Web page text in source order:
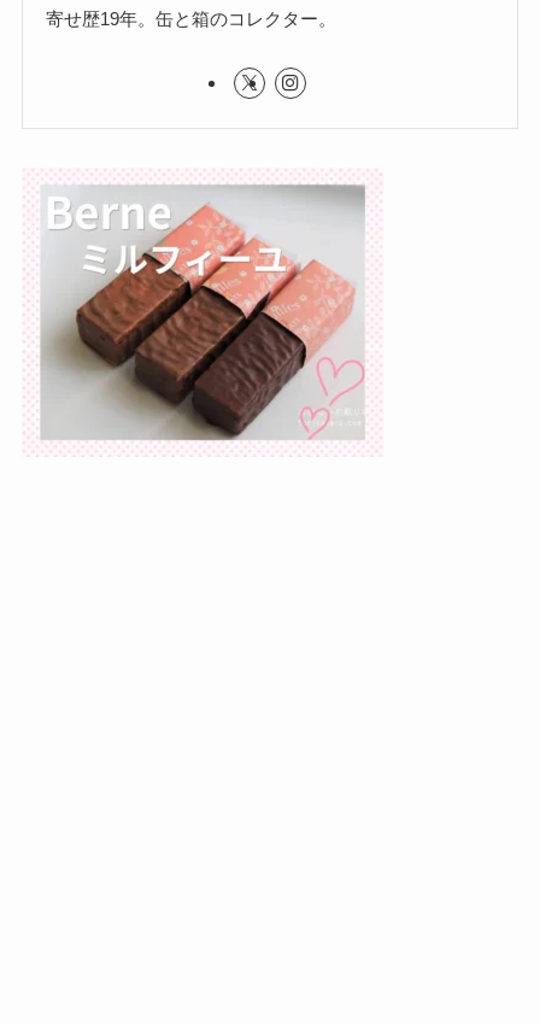
寄せ歴19年。缶と箱のコレクター。